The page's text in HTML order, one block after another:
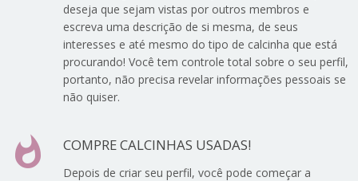
deseja que sejam vistas por outros membros e
escreva uma descrição de si mesma, de seus
interesses e até mesmo do tipo de calcinha que está
procurando! Você tem controle total sobre o seu perfil,
portanto, não precisa revelar informações pessoais se
não quiser.
whatshot COMPRE CALCINHAS USADAS!
Depois de criar seu perfil, você pode começar a